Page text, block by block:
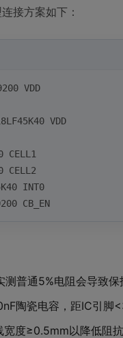
接方案如下：
VDD
VDD
CELL1
CELL2
INT0
CB_EN
测普通5%电阻会导致
陶瓷电容，距IC引脚
宽度≥0.5mm以降低阻抗